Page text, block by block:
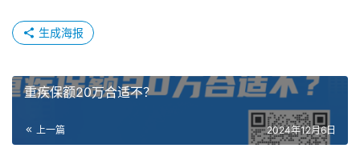
生成海报
重疾保额20万合适不？
上一篇 2024年12月6日